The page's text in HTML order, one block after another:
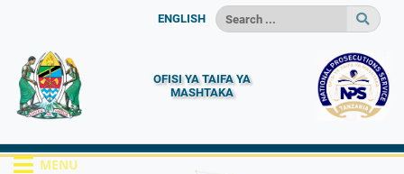
ENGLISH
OFISI YA TAIFA YA
MASHTAKA
MENU